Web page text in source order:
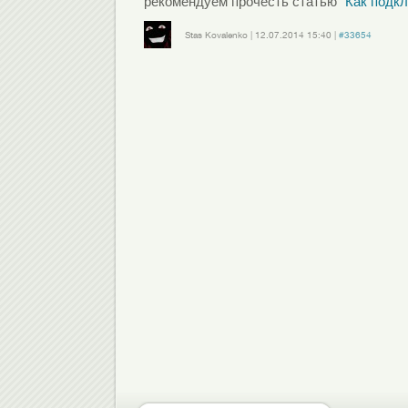
Stas Kovalenko| 12.07.2014 15:40
#33654